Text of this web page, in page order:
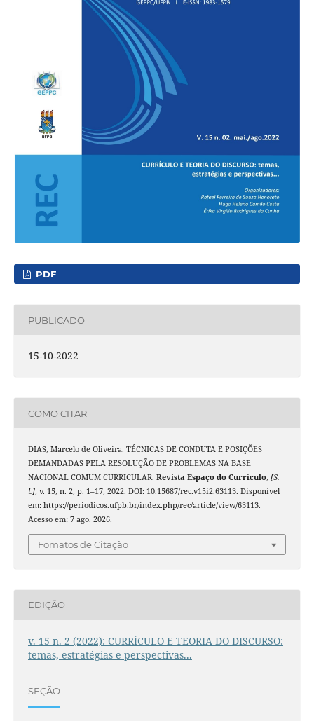
PDF
PUBLICADO
15-10-2022
COMO CITAR
DIAS, Marcelo de Oliveira. TÉCNICAS DE CONDUTA E POSIÇÕES
DEMANDADAS PELA RESOLUÇÃO DE PROBLEMAS NA BASE
NACIONAL COMUM CURRICULAR. Revista Espaço do Currículo, [S.
l.], v. 15, n. 2, p. 1–17, 2022. DOI: 10.15687/rec.v15i2.63113. Disponível
em: https://periodicos.ufpb.br/index.php/rec/article/view/63113.
Acesso em: 7 ago. 2026.
Fomatos de Citação
EDIÇÃO
v. 15 n. 2 (2022): CURRÍCULO E TEORIA DO DISCURSO:
temas, estratégias e perspectivas...
SEÇÃO